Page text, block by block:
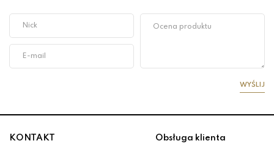
WYŚLIJ
KONTAKT Obsługa klienta